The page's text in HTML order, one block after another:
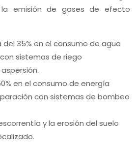
la emisión de gases de efecto
del 35% en el consumo de agua
sistemas de riego
en el consumo de energía
con sistemas de bombeo
y la erosión del suelo